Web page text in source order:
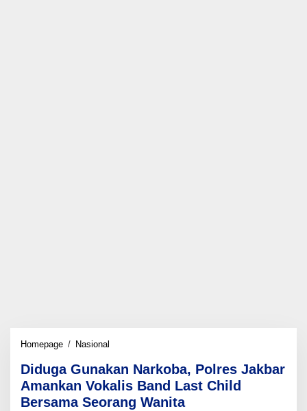
Homepage / Nasional
Narkoba,
Polres
Jakbar
Amankan
Diduga Gunakan Narkoba, Polres Jakbar
Amankan Vokalis Band Last Child
Bersama Seorang Wanita